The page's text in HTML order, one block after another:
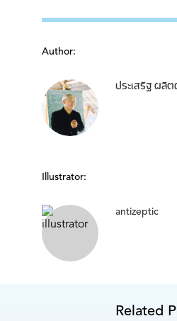
Author:
ประเสริฐ ผลิ
Illustrator:
antizeptic
Related